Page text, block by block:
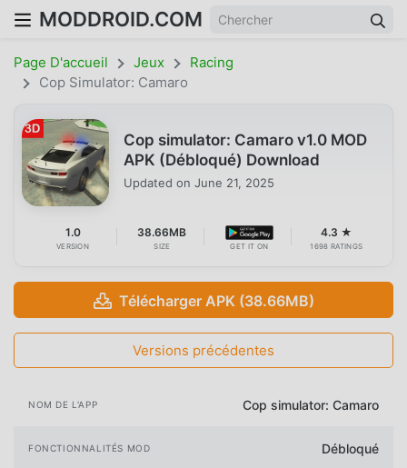
MODDROID.COM
Page D'accueil Jeux
Racing
Cop Simulator: Camaro
Cop simulator: Camaro v1.0 MOD
APK (Débloqué) Download
Updated on June 21, 2025
1.0
VERSION
38.66MB
SIZE GET IT ON
4.3 ★
1698 RATINGS
Télécharger APK (38.66MB)
Versions précédentes
NOM DE L'APP Cop simulator: Camaro
FONCTIONNALITÉS MOD Débloqué